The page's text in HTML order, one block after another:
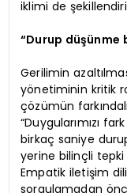
iklimi de
“Durup düşünme
Gerilimin
yönetiminin kritik
çözümün
“Duygularımızı
birkaç saniye
yerine bilinçli
Empatik iletişim
sorgulamadan